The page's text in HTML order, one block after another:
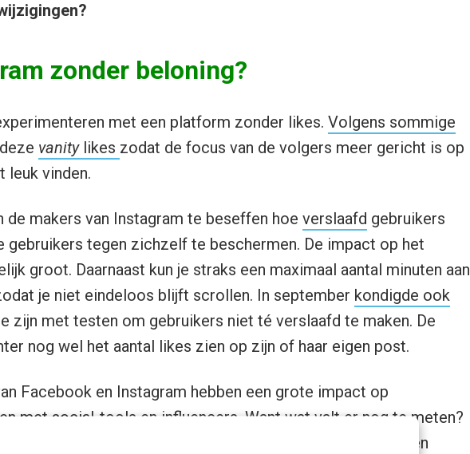
zonder beloning?
met een platform zonder likes. Volgens sommige
vanity likes zodat de focus van de volgers meer gericht is op
leuk vinden.
de makers van Instagram te beseffen hoe verslaafd gebruikers
gebruikers tegen zichzelf te beschermen. De impact op het
groot. Daarnaast kun je straks een maximaal aantal minuten aan
je niet eindeloos blijft scrollen. In september kondigde ook
zijn met testen om gebruikers niet té verslaafd te maken. De
nog wel het aantal likes zien op zijn of haar eigen post.
Facebook en Instagram hebben een grote impact op
met social-tools en influencers . Want wat valt er nog te meten?
liggen op het aantal en type
onder een post. Een